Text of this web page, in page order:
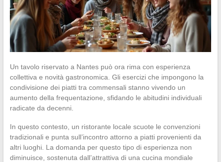
Un tavolo riservato a Nantes può ora rima con esperienza
collettiva e novità gastronomica. Gli esercizi che impongono la
condivisione dei piatti tra commensali stanno vivendo un
aumento della frequentazione, sfidando le abitudini individuali
radicate da decenni.
In questo contesto, un ristorante locale scuote le convenzioni
tradizionali e punta sull’incontro attorno a piatti provenienti da
altri luoghi. La domanda per questo tipo di esperienza non
diminuisce, sostenuta dall’attrattiva di una cucina mondiale